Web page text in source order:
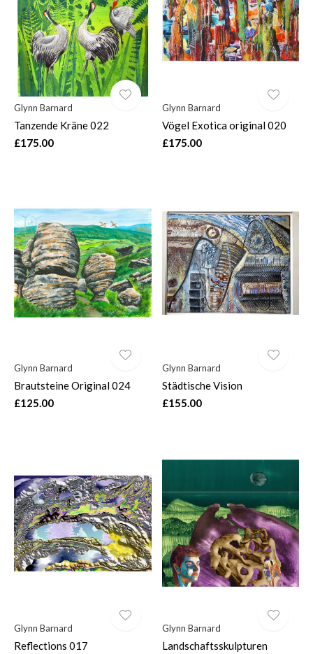
Glynn Barnard
Tanzende Kräne 022
£175.00
Glynn Barnard
Vögel Exotica original 020
£175.00
Glynn Barnard
Brautsteine Original 024
£125.00
Glynn Barnard
Städtische Vision
£155.00
Glynn Barnard
Reflections 017
Glynn Barnard
Landschaftsskulpturen